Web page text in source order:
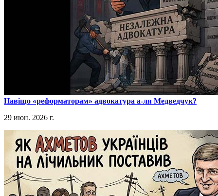
​Навіщо «реформаторам» адвокатура а-ля Медведчук?
29 июн. 2026 г.